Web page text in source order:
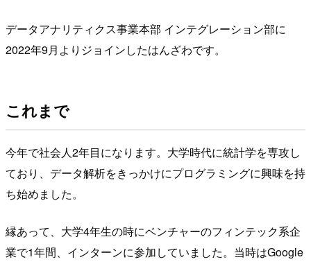
データアナリティクス事業本部 インテグレーション部に
2022年9月よりジョインしたはんざわです。
これまで
今年で社会人2年目になります。大学時代に統計学を専攻し
ており、データ解析をきっかけにプログラミングに興味を持
ち始めました。
縁あって、大学4年生の時にベンチャーのフィンテック系企
業で1年間、インターンに参加していました。当時はGoogle